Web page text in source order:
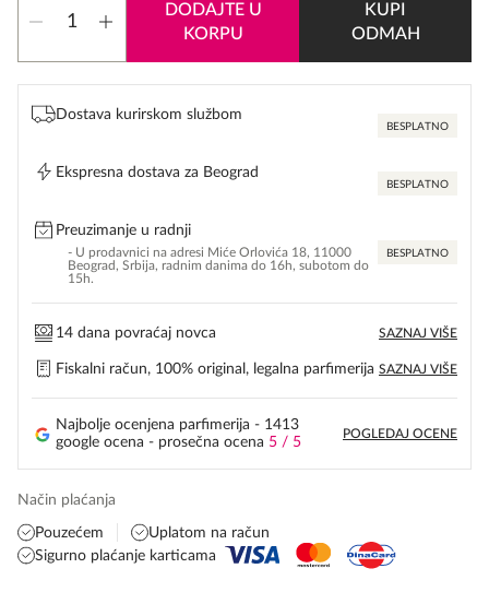
Ford
Extreme
For
Men
količina
DODAJTE U
KORPU
KUPI
ODMAH
Dostava kurirskom službom
BESPLATNO
Ekspresna dostava za Beograd
BESPLATNO
Preuzimanje u radnji
- U prodavnici na adresi Miće Orlovića 18, 11000
Beograd, Srbija, radnim danima do 16h, subotom do
15h.
BESPLATNO
14 dana povraćaj novca SAZNAJ VIŠE
Fiskalni račun, 100% original, legalna parfimerija SAZNAJ VIŠE
Najbolje ocenjena parfimerija - 1413
google ocena - prosečna ocena 5 / 5
POGLEDAJ OCENE
Način plaćanja
Pouzećem
Uplatom na račun
Sigurno plaćanje karticama